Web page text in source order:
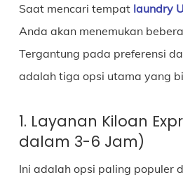
Saat mencari tempat laundry
Anda akan menemukan
Tergantung pada preferensi
adalah tiga opsi utama yang
1. Layanan Kiloan
dalam 3-6 Jam)
Ini adalah opsi paling populer